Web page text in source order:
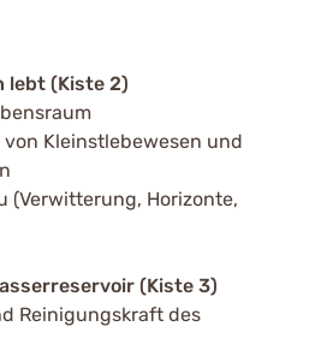
lebt (Kiste 2)
Kleinstlebewesen und
(Verwitterung, Horizonte,
(Kiste 3)
Reinigungskraft des